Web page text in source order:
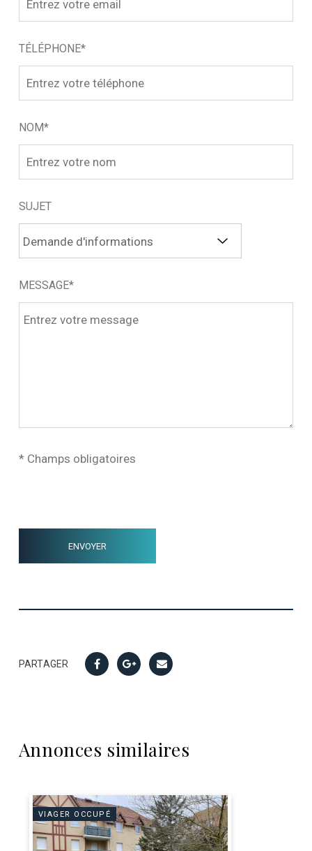
TÉLÉPHONE*
NOM*
SUJET
MESSAGE*
* Champs obligatoires
PARTAGER
Annonces similaires
VIAGER OCCUPÉ